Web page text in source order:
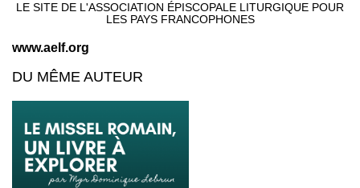
LE SITE DE L'ASSOCIATION ÉPISCOPALE LITURGIQUE POUR
LES PAYS FRANCOPHONES
www.aelf.org
DU MÊME AUTEUR